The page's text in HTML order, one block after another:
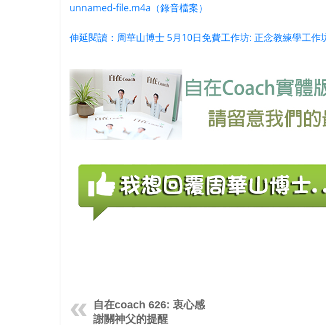
unnamed-file.m4a（錄音檔案）
伸延閱讀：周華山博士 5月10日免費工作坊: 正念教練學工作
自在coach 626: 衷心感
謝關神父的提醒